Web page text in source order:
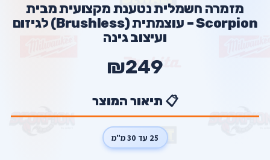
מזמרה חשמלית נטענת מקצועית מבית
Scorpion – עוצמתית (Brushless) לגיזום
ועיצוב גינה
₪249
📋 תיאור המוצר
25 עד 30 מ"מ